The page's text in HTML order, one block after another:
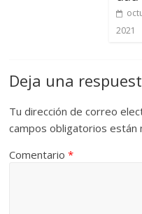
2021
Deja una
Tu dirección de correo
campos obligatorios están
Comentario*